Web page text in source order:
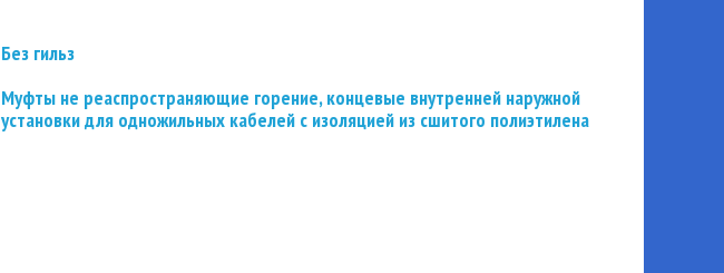
Без гильз
Муфты не реаспространяющие горение, концевые внутренней наружной
установки для одножильных кабелей с изоляцией из сшитого полиэтилена